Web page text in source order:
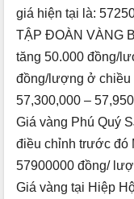
giá hiện tại là:
TẬP ĐOÀN VÀNG
tăng 50.000 đồng/
đồng/lượng ở chiều
57,300,000 –
Giá vàng Phú Quý
điều chỉnh trước đó
57900000 đồng/
Giá vàng tại Hiệp